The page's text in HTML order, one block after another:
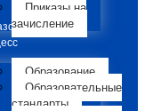
Приказы на
зачисление
Образование
Образовательные
стандарты